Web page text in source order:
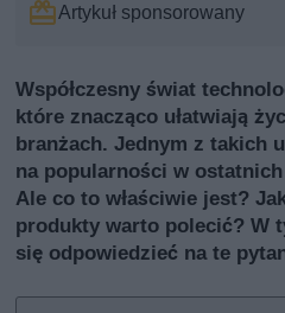
Artykuł sponsorowany
Współczesny świat
które znacząco ułatwiają
branżach. Jednym z takich
na popularności w
Ale co to właściwie jest?
produkty warto polecić? W
się odpowiedzieć na te